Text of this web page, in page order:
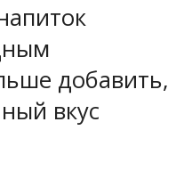
добавить,
вкус